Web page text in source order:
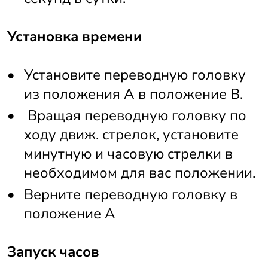
Установка времени
Установите переводную головку
из положения А в положение B.
Вращая переводную головку по
ходу движ. стрелок, установите
минутную и часовую стрелки в
необходимом для вас положении.
Верните переводную головку в
положение А
Запуск часов